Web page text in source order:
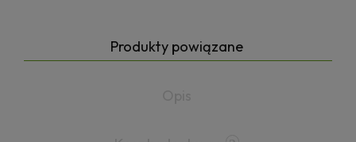
Produkty powiązane